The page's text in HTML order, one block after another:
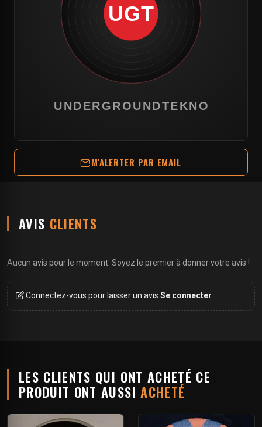
M'ALERTER PAR EMAIL
AVIS CLIENTS
Aucun avis pour le moment. Soyez le premier à donner votre avis !
Connectez-vous pour laisser un avis. Se connecter
LES CLIENTS QUI ONT ACHETÉ CE
PRODUIT ONT AUSSIACHETÉ